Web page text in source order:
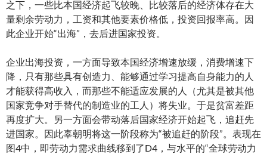
之下，一些比本国经济起飞较晚、比较落后的经济体存在大
量剩余劳动力，工资和其他要素价格低，投资回报率高。因
此企业开始“出海”，去后进国家投资。
企业出海投资，一方面导致本国经济增速放缓，消费增速下
降，只有那些具有创造力、能够通过学习提高自身能力的人
才能获得高收入，而那些不能适应发展的人（尤其是被其他
国家竞争对手替代的制造业的工人）将失业。于是贫富差距
再度扩大。另一方面会带动落后国家经济开始起飞，追赶先
进国家。因此辜朝明将这一阶段称为“被追赶的阶段”。表现在
图4中，即劳动力需求曲线移到了D4，与水平的“全球劳动力